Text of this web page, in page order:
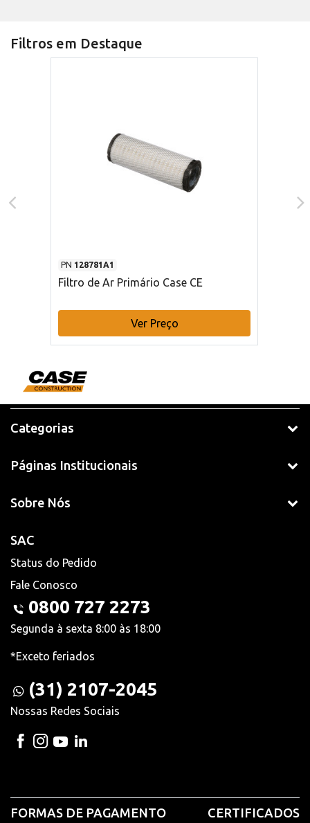
Filtros em Destaque
PN 128781A1
Filtro de Ar Primário Case CE
Ver Preço
Categorias
Páginas Institucionais
Sobre Nós
SAC
Status do Pedido
Fale Conosco
0800 727 2273
Segunda à sexta 8:00 às 18:00
*Exceto feriados
(31) 2107-2045
Nossas Redes Sociais
FORMAS DE PAGAMENTO CERTIFICADOS